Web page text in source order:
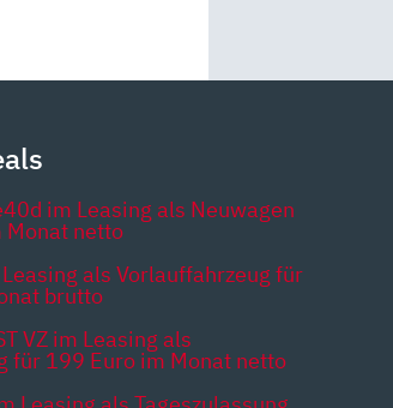
im Leasing als Neuwagen
Monat netto
als Vorlauffahrzeug für
brutto
VZ im Leasing als
für 199 Euro im Monat netto